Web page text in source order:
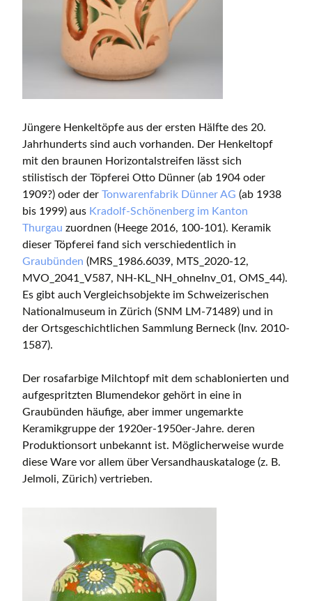
Jüngere Henkeltöpfe aus der ersten Hälfte des 20.
Jahrhunderts sind auch vorhanden. Der Henkeltopf
mit den braunen Horizontalstreifen lässt sich
stilistisch der Töpferei Otto Dünner (ab 1904 oder
1909?) oder der Tonwarenfabrik Dünner AG (ab 1938
bis 1999) aus Kradolf-Schönenberg im Kanton
Thurgau zuordnen (Heege 2016, 100-101). Keramik
dieser Töpferei fand sich verschiedentlich in
Graubünden (MRS_1986.6039, MTS_2020-12,
MVO_2041_V587, NH-KL_NH_ohneInv_01, OMS_44).
Es gibt auch Vergleichsobjekte im Schweizerischen
Nationalmuseum in Zürich (SNM LM-71489) und in
der Ortsgeschichtlichen Sammlung Berneck (Inv. 2010-
1587).
Der rosafarbige Milchtopf mit dem schablonierten und
aufgespritzten Blumendekor gehört in eine in
Graubünden häufige, aber immer ungemarkte
Keramikgruppe der 1920er-1950er-Jahre. deren
Produktionsort unbekannt ist. Möglicherweise wurde
diese Ware vor allem über Versandhauskataloge (z. B.
Jelmoli, Zürich) vertrieben.